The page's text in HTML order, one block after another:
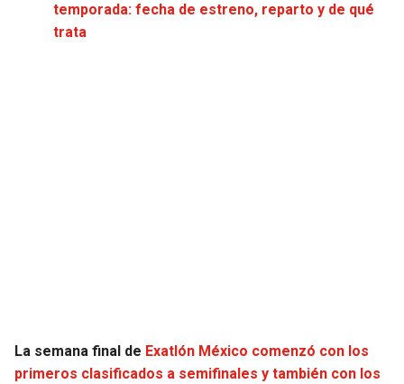
EAGLES
LIONS
SUNS
NUGGETS
temporada: fecha de estreno, reparto y de qué
trata
La semana final de Exatlón México comenzó con los
primeros clasificados a semifinales y también con los